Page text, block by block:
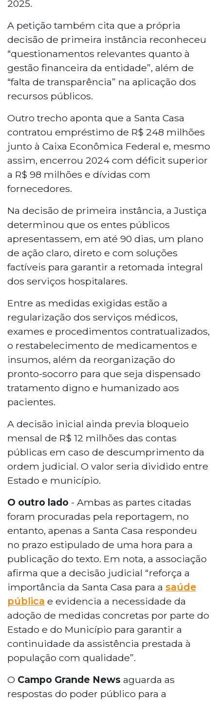
2025.
A petição também cita que a própria
decisão de primeira instância reconheceu
“questionamentos relevantes quanto à
gestão financeira da entidade”, além de
“falta de transparência” na aplicação dos
recursos públicos.
Outro trecho aponta que a Santa Casa
contratou empréstimo de R$ 248 milhões
junto à Caixa Econômica Federal e, mesmo
assim, encerrou 2024 com déficit superior
a R$ 98 milhões e dívidas com
fornecedores.
Na decisão de primeira instância, a Justiça
determinou que os entes públicos
apresentassem, em até 90 dias, um plano
de ação claro, direto e com soluções
factíveis para garantir a retomada integral
dos serviços hospitalares.
Entre as medidas exigidas estão a
regularização dos serviços médicos,
exames e procedimentos contratualizados,
o restabelecimento de medicamentos e
insumos, além da reorganização do
pronto-socorro para que seja dispensado
tratamento digno e humanizado aos
pacientes.
A decisão inicial ainda previa bloqueio
mensal de R$ 12 milhões das contas
públicas em caso de descumprimento da
ordem judicial. O valor seria dividido entre
Estado e município.
O outro lado - Ambas as partes citadas
foram procuradas pela reportagem, no
entanto, apenas a Santa Casa respondeu
no prazo estipulado de uma hora para a
publicação do texto. Em nota, a associação
afirma que a decisão judicial “reforça a
importância da Santa Casa para a saúde
pública e evidencia a necessidade da
adoção de medidas concretas por parte do
Estado e do Município para garantir a
continuidade da assistência prestada à
população com qualidade”.
O Campo Grande News aguarda as
respostas do poder público para a